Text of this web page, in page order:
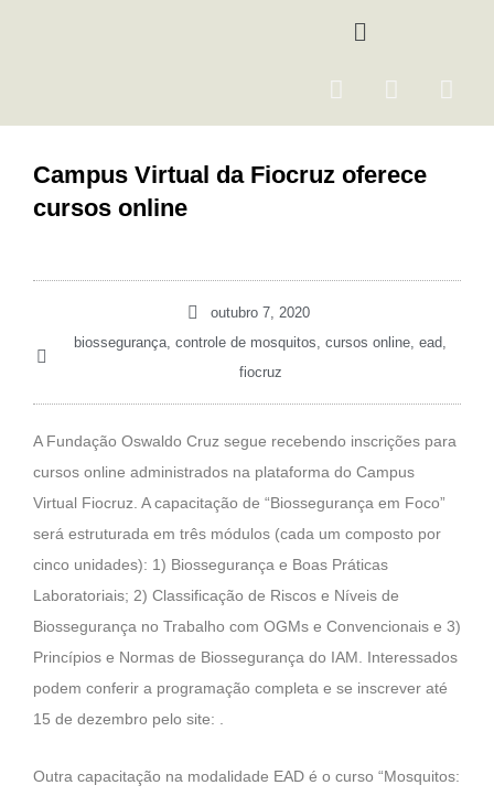
Menu
F
e
b
I
t
a
m
Y
Campus Virtual da Fiocruz oferece
cursos online
outubro 7, 2020
biossegurança, controle de mosquitos, cursos online, ead,
fiocruz
A Fundação Oswaldo Cruz segue recebendo inscrições para
cursos online administrados na plataforma do Campus
Virtual Fiocruz. A capacitação de “Biossegurança em Foco”
será estruturada em três módulos (cada um composto por
cinco unidades): 1) Biossegurança e Boas Práticas
Laboratoriais; 2) Classificação de Riscos e Níveis de
Biossegurança no Trabalho com OGMs e Convencionais e 3)
Princípios e Normas de Biossegurança do IAM. Interessados
podem conferir a programação completa e se inscrever até
15 de dezembro pelo site: .
Outra capacitação na modalidade EAD é o curso “Mosquitos: